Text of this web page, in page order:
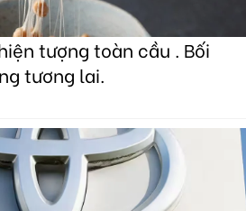
tượng toàn cầu . Bối
tương lai.